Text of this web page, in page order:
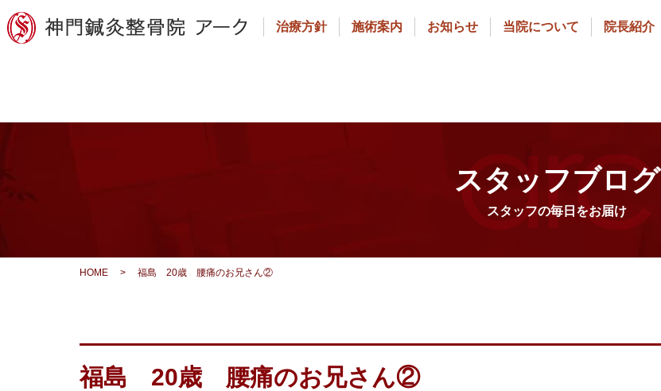
治療方針 施術案内 お知らせ 当院について 院長紹介
スタッフブログ
スタッフの毎日をお届け
HOME > 福島 20歳 腰痛のお兄さん②
福島 20歳 腰痛のお兄さん②